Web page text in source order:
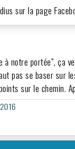
sur la page
à notre portée”, ça
pas se baser sur
sur le chemin.